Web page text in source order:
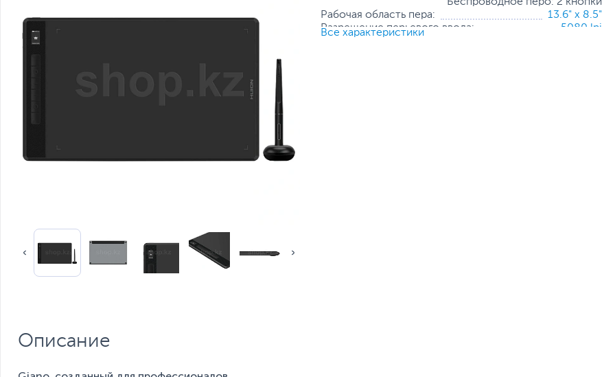
Рабочая область пера:
13.6" x 8.5"
Разрешение перьевого ввода:
5080 lpi
Все характеристики
Описание